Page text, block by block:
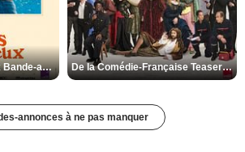
Les Matins merveilleux Bande-annonce VF De la Comédie-Française Teaser VF
annonces à ne pas manquer